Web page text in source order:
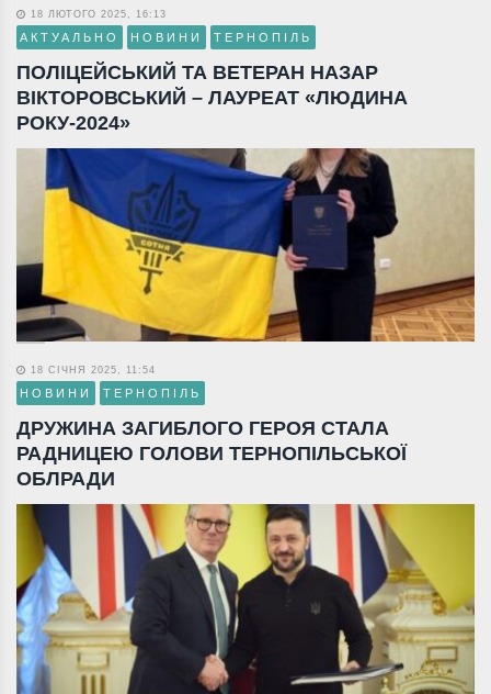
18 ЛЮТОГО 2025, 16:13
АКТУАЛЬНО НОВИНИ ТЕРНОПІЛЬ
ПОЛІЦЕЙСЬКИЙ ТА ВЕТЕРАН НАЗАР
ВІКТОРОВСЬКИЙ – ЛАУРЕАТ «ЛЮДИНА
РОКУ-2024»
18 СІЧНЯ 2025, 11:54
НОВИНИ ТЕРНОПІЛЬ
ДРУЖИНА ЗАГИБЛОГО ГЕРОЯ СТАЛА
РАДНИЦЕЮ ГОЛОВИ ТЕРНОПІЛЬСЬКОЇ
ОБЛРАДИ